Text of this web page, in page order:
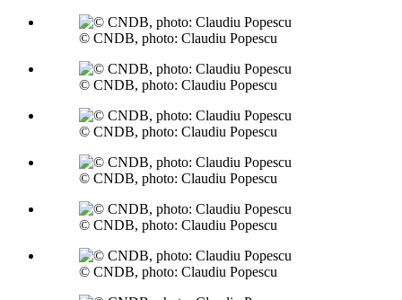
© CNDB, photo: Claudiu Popescu
© CNDB, photo: Claudiu Popescu
© CNDB, photo: Claudiu Popescu
© CNDB, photo: Claudiu Popescu
© CNDB, photo: Claudiu Popescu
© CNDB, photo: Claudiu Popescu